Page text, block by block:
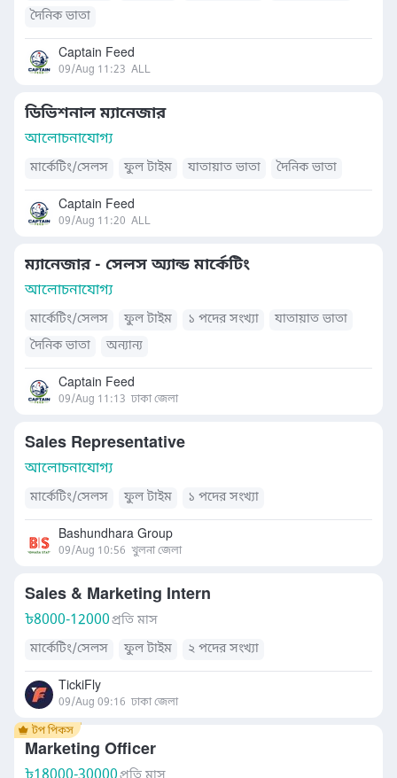
দৈনিক ভাতা
Captain Feed
09/Aug 11:23 ALL
ডিভিশনাল ম্যানেজার
আলোচনাযোগ্য
মার্কেটিং/সেলস ফুল টাইম যাতায়াত ভাতা দৈনিক ভাতা
Captain Feed
09/Aug 11:20 ALL
ম্যানেজার - সেলস অ্যান্ড মার্কেটিং
আলোচনাযোগ্য
মার্কেটিং/সেলস ফুল টাইম ১ পদের সংখ্যা
যাতায়াত ভাতা
দৈনিক ভাতা
অন্যান্য
Captain Feed
09/Aug 11:13 ঢাকা জেলা
Sales Representative
আলোচনাযোগ্য
মার্কেটিং/সেলস ফুল টাইম ১ পদের সংখ্যা
Bashundhara Group
09/Aug 10:56 খুলনা জেলা
Sales & Marketing Intern
৳8000-12000প্রতি মাস
মার্কেটিং/সেলস
ফুল টাইম ২ পদের সংখ্যা
TickiFly
09/Aug 09:16 ঢাকা জেলা
Marketing Officer